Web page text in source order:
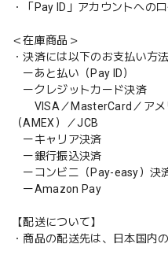
・「Pay ID」アカウントへの
＜在庫商品＞
・決済には以下のお支払い方
ーあと払い（Pay ID）
ークレジットカード決済
VISA／MasterCard／アメ
（AMEX）／JCB
ーキャリア決済
ー銀行振込決済
ーコンビニ（Pay-easy）決
ーAmazon Pay
【配送について】
・商品の配送先は、日本国内